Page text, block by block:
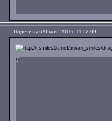
Поделиться20 мая, 2010г. 11:52:09
0